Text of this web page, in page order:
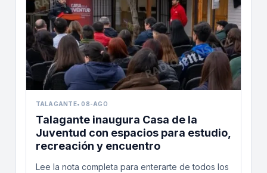
TALAGANTE•08-AGO
Talagante inaugura Casa de la
Juventud con espacios para estudio,
recreación y encuentro
Lee la nota completa para enterarte de todos los